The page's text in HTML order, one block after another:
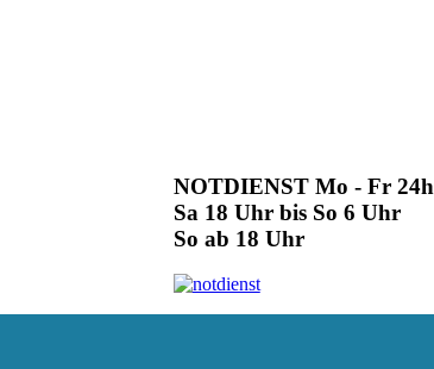
NOTDIENST Mo - Fr 24h
Sa 18 Uhr bis So 6 Uhr
So ab 18 Uhr